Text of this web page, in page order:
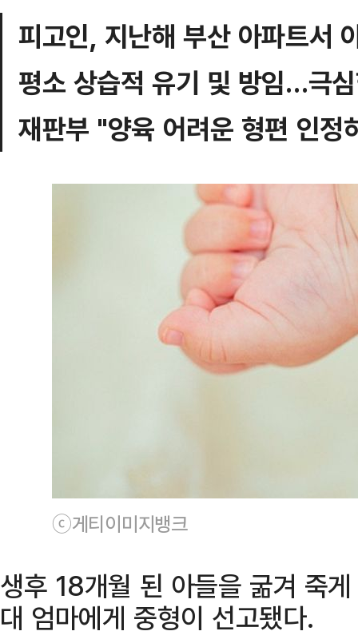
피고인, 지난해 부산 아파트서
평소 상습적 유기 및 방임…극
재판부 "양육 어려운 형편 인
ⓒ게티이미지뱅크
생후 18개월 된 아들을 굶겨 죽
대 엄마에게 중형이 선고됐다.